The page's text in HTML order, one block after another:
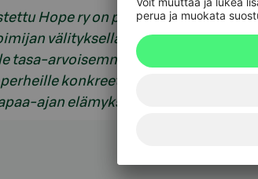
Hope ry on poliittisesti ja
välityksellä eri puolilla Suomea.
tasa-arvoisemmat mahdollisuudet
konkreettisia
ajan elämyksiä.